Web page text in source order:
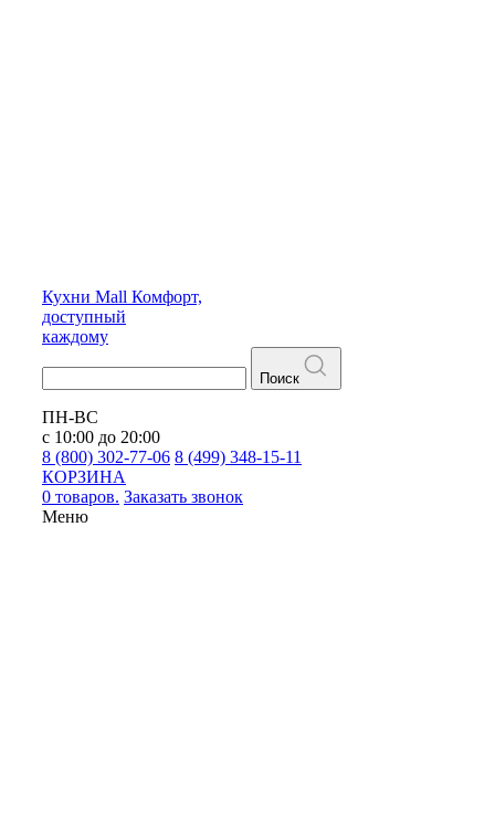
Кухни Mall Комфорт,
доступный
каждому
Поиск
ПН-ВС
с 10:00 до 20:00
8 (800) 302-77-06 8 (499) 348-15-11
КОРЗИНА
0 товаров. Заказать звонок
Меню